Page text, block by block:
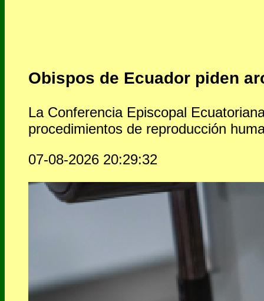
Obispos de Ecuador piden
La Conferencia Episcopal
procedimientos de reproducción
07-08-2026 20:29:32